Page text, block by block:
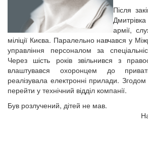
Після
армії,
міліції Києва. Паралельно навчався у
управління персоналом за
Через шість років звільнився з
влаштувався охоронцем до
реалізувала електронні прилади.
перейти у технічний відділ компанії.
Був розлучений, дітей не мав.